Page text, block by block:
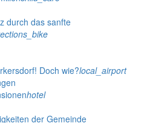
durch das sanfte
Doch wie?local_airport
hotel
der Gemeinde